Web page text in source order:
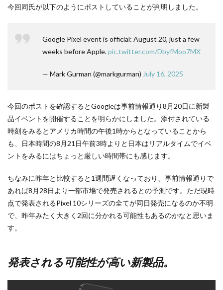
今回同氏が以下のようにポストしていることが判明しました。
Google Pixel event is official: August 20, just a few
weeks before Apple.pic.twitter.com/DbyfMoo7MX
— Mark Gurman (@markgurman) July 16, 2025
今回のポストを確認するとGoogleは事前情報通り8月20日に新製
品イベントを開催することを明らかにしました。添付されている
時刻をみるとアメリカ時間の午後1時からとなっていることから
も、日本時間の8月21日午前3時よりと日本はリアルタイムでイベ
ントをみるにはちょっと厳しい時間帯にも感じます。
ちなみに昨年と比較すると1週間遅くなっており、事前情報通りで
あれば8月28日より一部市場で発売されるとの予測です。ただ現時
点で発表されるPixel 10シリーズの全てが同日発売になるのか不明
で、昨年みたく大きく2回に分かれる可能性もあるのかなと思いま
す。
発表される可能性が高い新製品。